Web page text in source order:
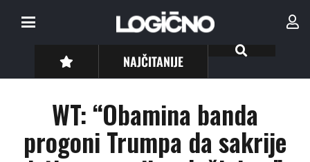
NAJČITANIJE
WT: “Obamina banda
progoni Trumpa da sakrije